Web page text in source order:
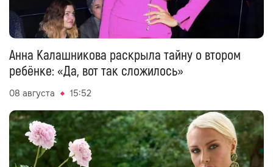
Анна Калашникова раскрыла тайну о втором
ребёнке: «Да, вот так сложилось»
08 августа 15:52